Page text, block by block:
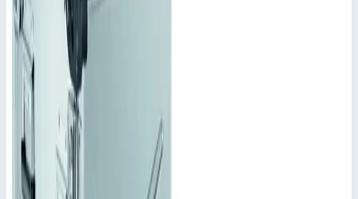
Переносные корпусы для электронных приборов
Каркас соединен с рубашкой направляющими и
шарнирами. Материал и тип шарниров выбирается в
зависимости от предъявляемых требований.
Степень защиты IP 65 по DIN EN 60529 и IEC 34-5/529
обеспечивается сварным корпусом и крышкой с
уплотнением по периметру.
Планки для штабелирования на днище,
соответствующие им углубления – вверху.
Укладываются в штабель независимо от размера (кроме
NT610).
Прочный профиль рамы со встроенными плавающими